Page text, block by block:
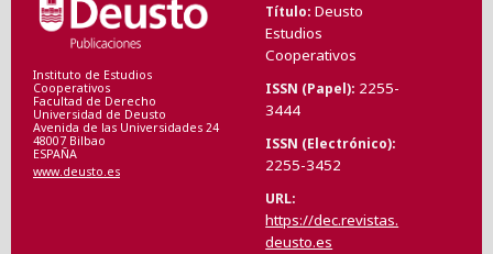
Instituto de Estudios
Cooperativos
Facultad de Derecho
Universidad de Deusto
Avenida de las Universidades 24
48007 Bilbao
ESPAÑA
www.deusto.es
Título Deusto
Estudios
Cooperativos
ISSN (Papel) 2255-
3444
ISSN (Electrónico)
2255-3452
URL
https://dec.revistas.
deusto.es